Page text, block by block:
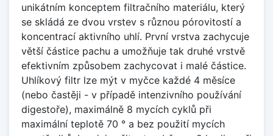
unikátním konceptem filtračního materiálu, který
se skládá ze dvou vrstev s různou pórovitostí a
koncentrací aktivního uhlí. První vrstva zachycuje
větší částice pachu a umožňuje tak druhé vrstvě
efektivním způsobem zachycovat i malé částice.
Uhlíkový filtr lze mýt v myčce každé 4 měsíce
(nebo častěji - v případě intenzivního používání
digestoře), maximálně 8 mycích cyklů při
maximální teplotě 70 ° a bez použití mycích